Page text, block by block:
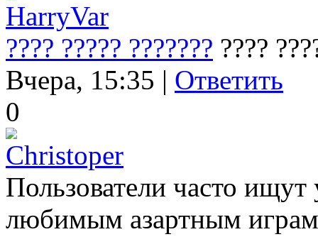
HarryVar
???? ????? ??????? ????
Вчера, 15:35 | Ответить
0
Christoper
Пользователи часто
любимым азартным